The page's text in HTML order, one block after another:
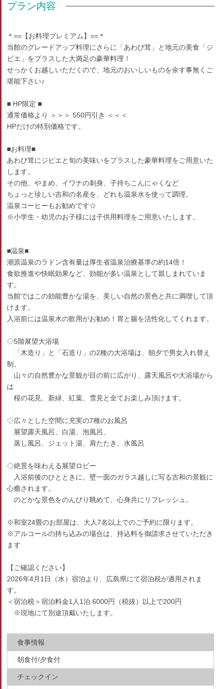
プラン内容
＊==【お料理プレミアム】==＊
当館のグレードアップ料理にさらに「あわび茸」と地元の美食「ジ
ビエ」をプラスした大満足の豪華料理！
せっかくお越しいただくので、地元のおいしいものを余す事無くご
堪能下さい♪
■ HP限定 ■
通常価格より ＞＞＞ 550円引き ＜＜＜
HPだけの特別価格です。
■お料理■
あわび茸にジビエと旬の美味いをプラスした豪華料理をご用意いた
します。
その他、やまめ、イワナの刺身、子持ちこんにゃくなど
ちょっと珍しい吉和の名産を、どれも温泉水を使って調理。
温泉コーヒーもお勧めです☆
※小学生・幼児のお子様には子供用料理をご用意いたします。
■温泉■
潮原温泉のラドン含有量は厚生省温泉治療基準の約14倍！
食欲推進や快眠効果など、効能が多い温泉として親しまれていま
す。
当館ではこの効能豊かな湯を、美しい自然の景色と共に満喫して頂
けます。
入浴前には温泉水の飲用がお勧め！胃と腸を活性化してくれます。
◇5階展望大浴場
「木造り」と「石造り」の2種の大浴場は、朝夕で男女入れ替え
制。
山々の自然豊かな景観が目の前に広がり、露天風呂や大浴場から
は
桜の花見、新緑、紅葉、雪見と全てお楽しみ頂けます。
◇広々とした空間に充実の7種のお風呂
展望露天風呂、白湯、泡風呂、
蒸し風呂、ジェット湯、肩たたき、水風呂
◇絶景を味わえる展望ロビー
入浴前後のひとときに。壁一面のガラス越しに写る吉和の景観に
心癒されます。
のどかな景色をのんびり眺めて、心身共にリフレッシュ。
※和室24畳のお部屋は、大人7名以上でのご予約に限ります。
※アルコールの持ち込みの場合は、持込料を御請求させていただき
ます
【ご確認ください】
2026年4月1日（水）宿泊より、広島県にて宿泊税が適用されま
す。
＜宿泊税＞宿泊料金1人1泊 6000円（税抜）以上で200円
※現地にて別途頂戴いたします。
食事情報
朝食付/夕食付
チェックイン